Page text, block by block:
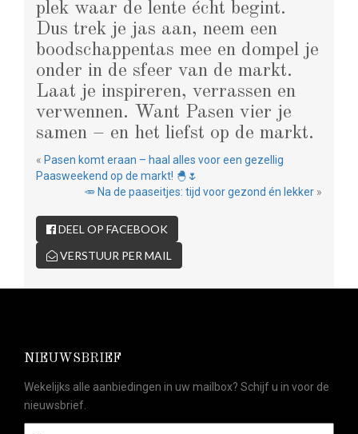
plek waar de lente écht begint.
Dus trek je jas aan, neem een
boodschappentas mee en dompel je
onder in de sfeer van de markt.
Laat je inspireren, verrassen en
verwennen. Want Pasen vier je
samen – en het liefst op de markt.
« Pasen komt eraan – haal alles voor een gezellig
Paasweekend op de markt! 🐣🌷
🥕 Na de paaseitjes: tijd voor gezond én lekker »
DEEL OP FACEBOOK
VERSTUUR PER MAIL
NIEUWSBRIEF
Wekelijks alle aanbiedingen in uw mailbox? Schijf u in voor de
nieuwsbrief.